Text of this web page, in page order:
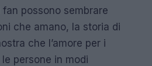
possono sembrare
che amano, la storia di
che l’amore per i
persone in modi